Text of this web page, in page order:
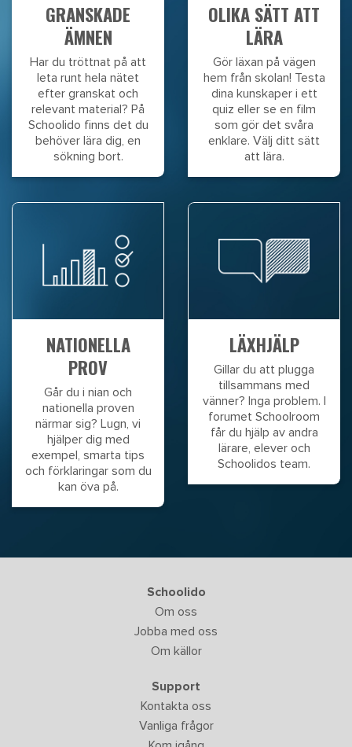
GRANSKADE
ÄMNEN
Har du tröttnat på att
leta runt hela nätet
efter granskat och
relevant material? På
Schoolido finns det du
behöver lära dig, en
sökning bort.
OLIKA SÄTT ATT
LÄRA
Gör läxan på vägen
hem från skolan! Testa
dina kunskaper i ett
quiz eller se en film
som gör det svåra
enklare. Välj ditt sätt
att lära.
NATIONELLA
PROV
Går du i nian och
nationella proven
närmar sig? Lugn, vi
hjälper dig med
exempel, smarta tips
och förklaringar som du
kan öva på.
LÄXHJÄLP
Gillar du att plugga
tillsammans med
vänner? Inga problem. I
forumet Schoolroom
får du hjälp av andra
lärare, elever och
Schoolidos team.
Schoolido
Om oss
Jobba med oss
Om källor
Support
Kontakta oss
Vanliga frågor